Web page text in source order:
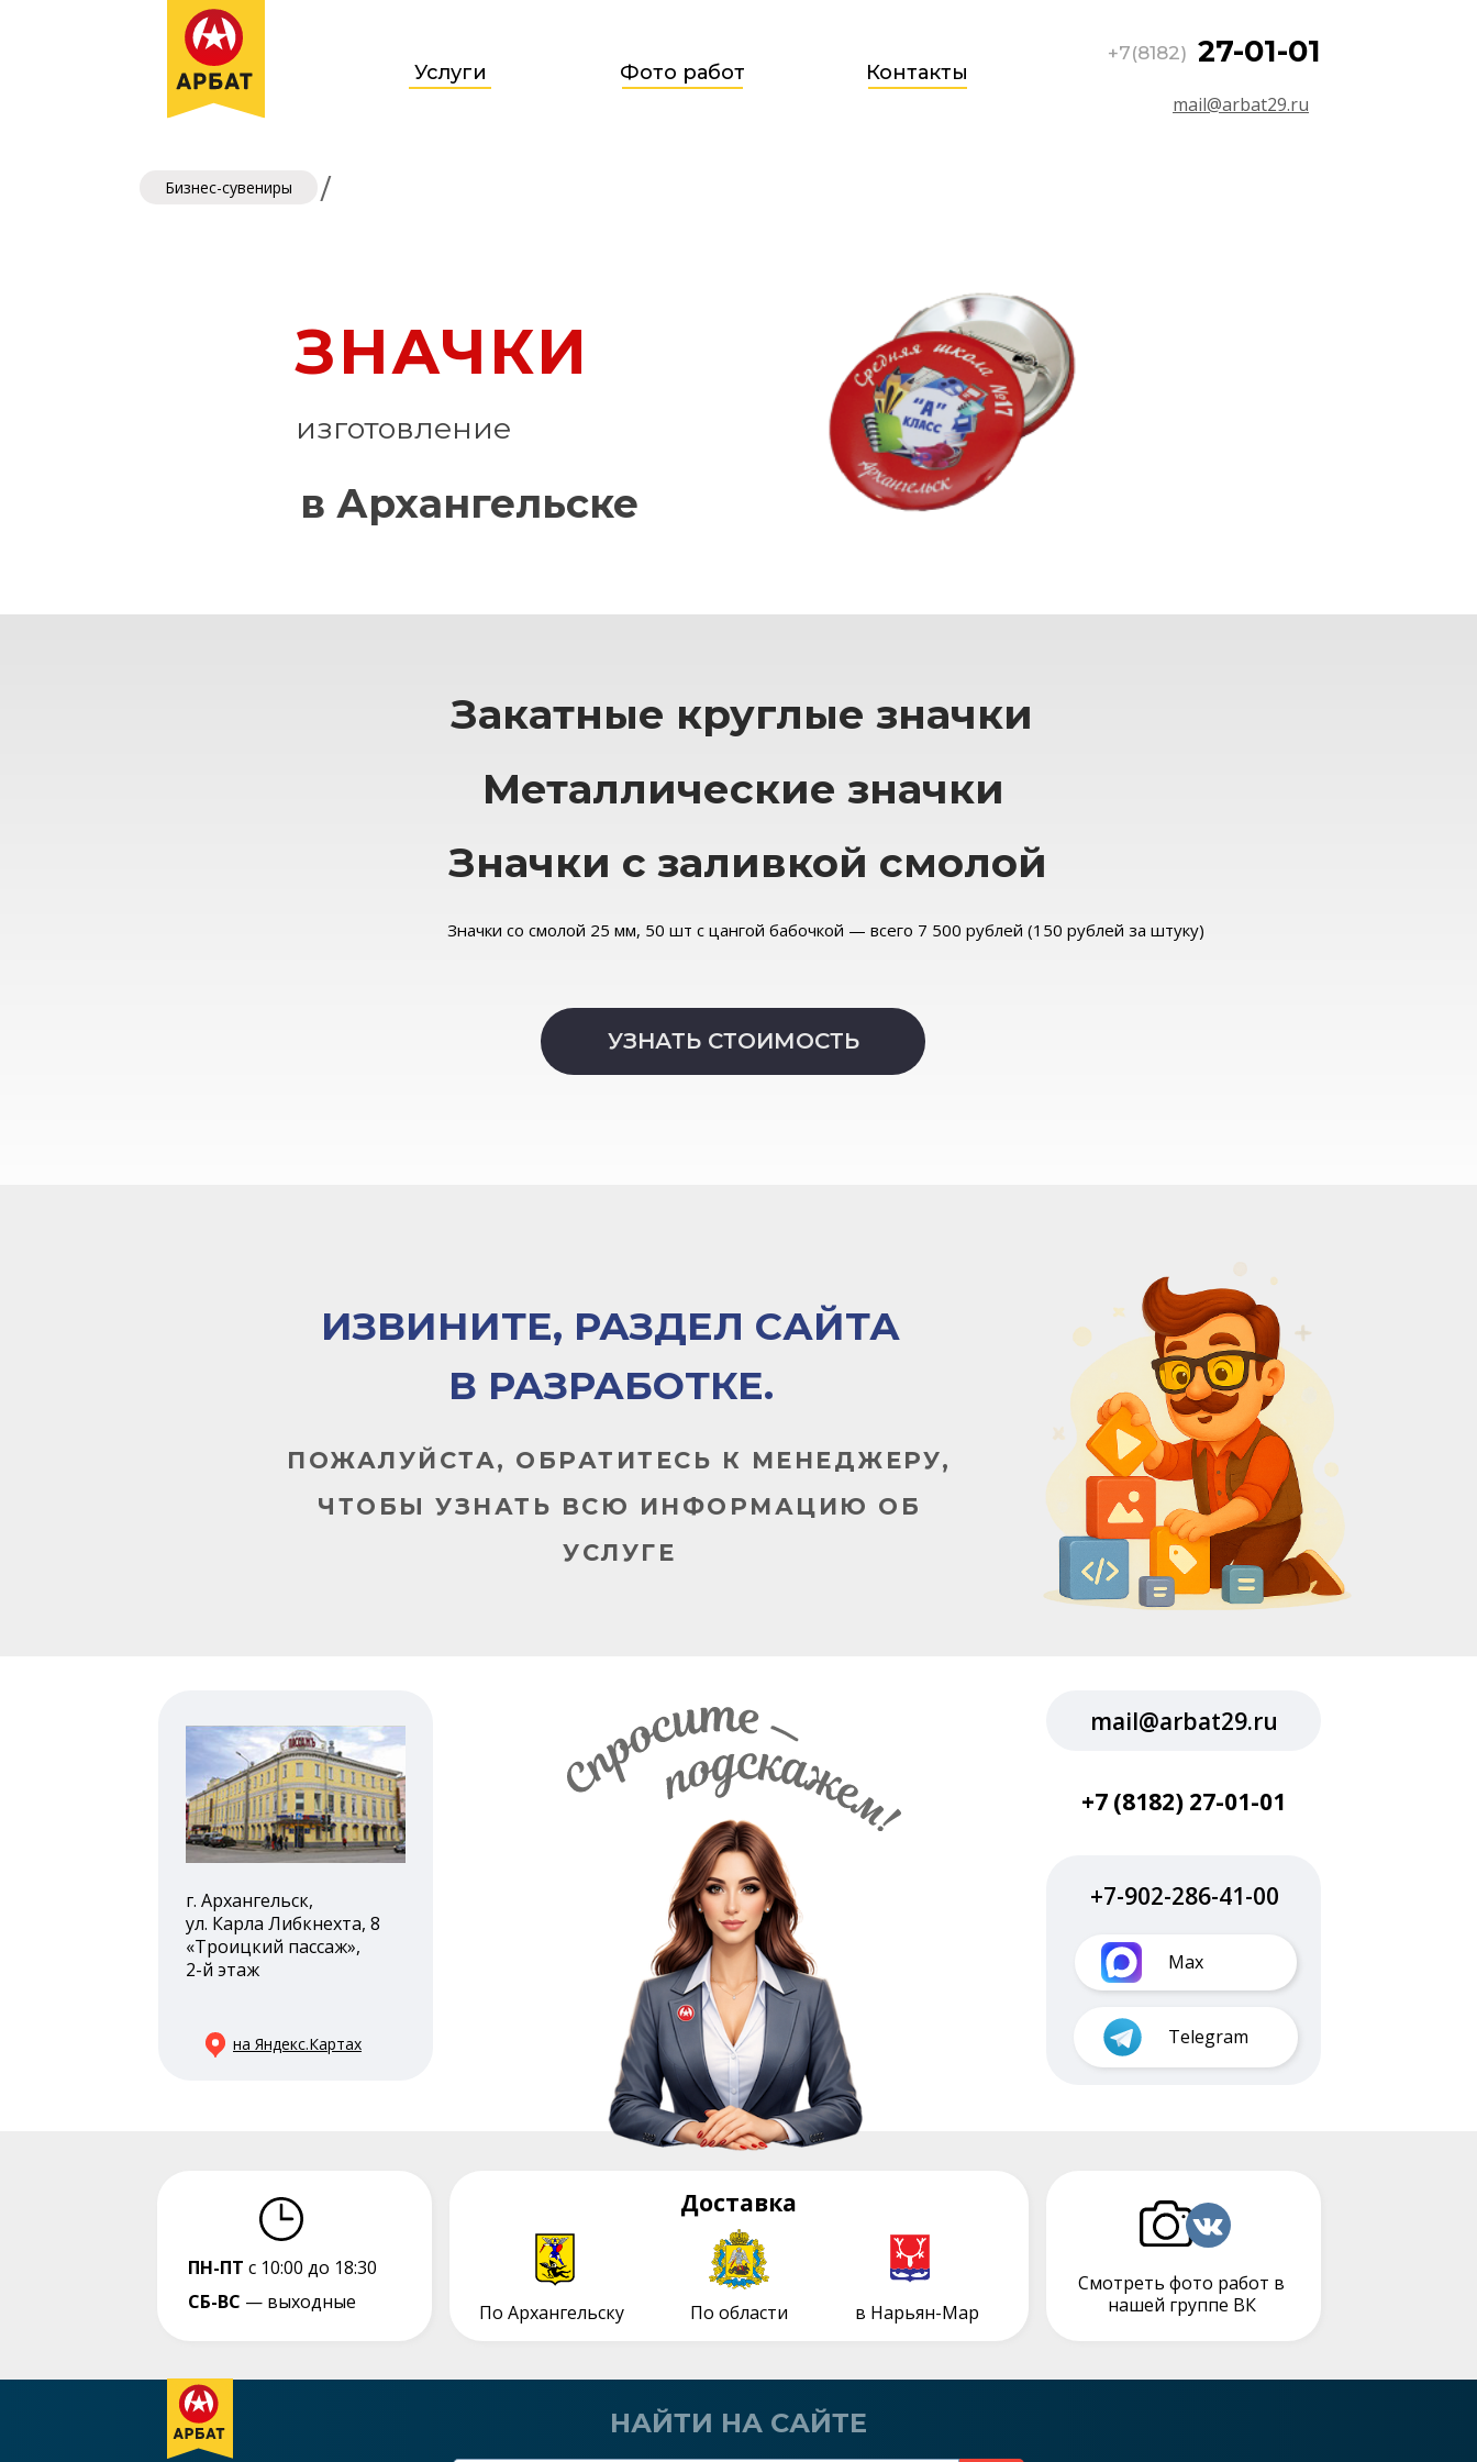
Услуги Фото работ
Контакты
mail@arbat29.ru
27-01-01
+7(8182)
/
Бизнес-сувениры
ЗНАЧКИ
в Архангельске
изготовление
Значки со смолой 25 мм, 50 шт с цангой бабочкой — всего 7 500 рублей (150 рублей за штуку)
Закатные круглые значки
Металлические значки
Значки с заливкой смолой
УЗНАТЬ СТОИМОСТЬ
ПОЖАЛУЙСТА, ОБРАТИТЕСЬ К МЕНЕДЖЕРУ,
ЧТОБЫ УЗНАТЬ ВСЮ ИНФОРМАЦИЮ ОБ
УСЛУГЕ
ИЗВИНИТЕ, РАЗДЕЛ САЙТА
В РАЗРАБОТКЕ.
mail@arbat29.ru
Смотреть фото работ в
нашей группе ВК
+7 (8182) 27-01-01
Max
+7-902-286-41-00
ПН-ПТ с 10:00 до 18:30
Telegram
СБ-ВС — выходные
г. Архангельск,
ул. Карла Либкнехта, 8
«Троицкий пассаж»,
2-й этаж
на Яндекс.Картах
Доставка
По Архангельску в Нарьян-Мар
По области
НАЙТИ НА САЙТЕ